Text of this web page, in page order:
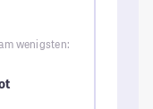
wenigsten: